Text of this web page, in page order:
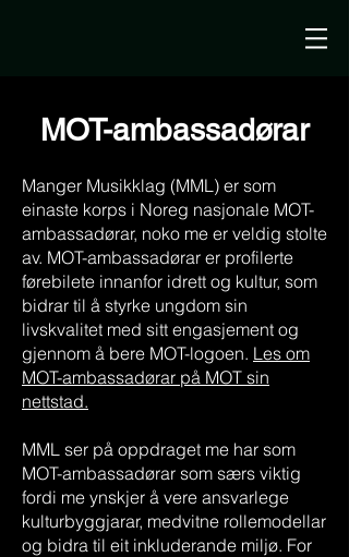
MOT-ambassadørar
Manger Musikklag (MML) er som
einaste korps i Noreg nasjonale MOT-
ambassadørar, noko me er veldig stolte
av. MOT-ambassadørar er profilerte
førebilete innanfor idrett og kultur, som
bidrar til å styrke ungdom sin
livskvalitet med sitt engasjement og
gjennom å bere MOT-logoen. Les om
MOT-ambassadørar på MOT sin
nettstad.
MML ser på oppdraget me har som
MOT-ambassadørar som særs viktig
fordi me ynskjer å vere ansvarlege
kulturbyggjarar, medvitne rollemodellar
og bidra til eit inkluderande miljø. For